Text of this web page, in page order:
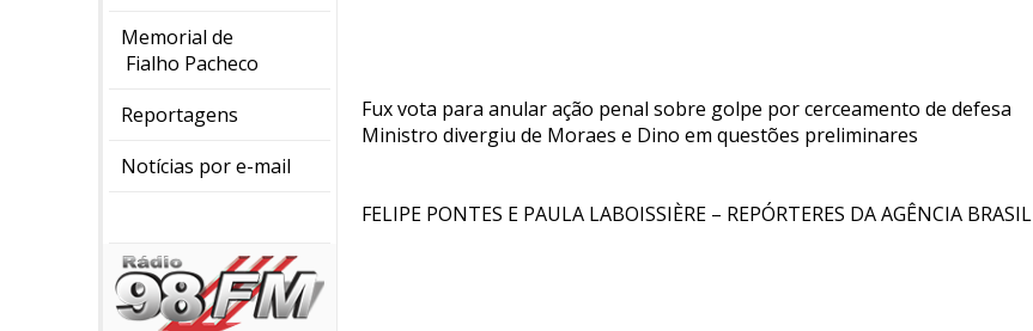
Memorial de
Fialho Pacheco
Reportagens
Notícias por e-mail
Fux vota para anular ação penal sobre golpe por cerceamento de defesa
Ministro divergiu de Moraes e Dino em questões preliminares
FELIPE PONTES E PAULA LABOISSIÈRE – REPÓRTERES DA AGÊNCIA BRASIL